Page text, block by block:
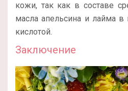
кожи, так как в составе
масла апельсина и лайма
кислотой.
Заключение